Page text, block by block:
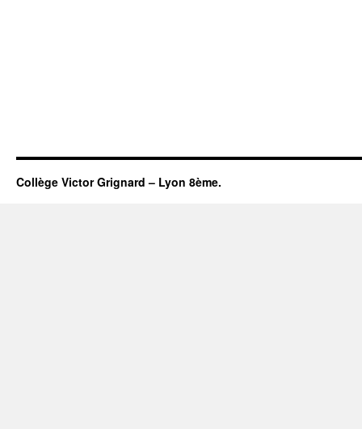
Collège Victor Grignard – Lyon 8ème.